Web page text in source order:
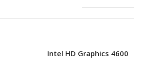
Intel HD Graphics 4600